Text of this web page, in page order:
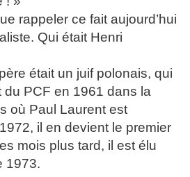
rappeler ce fait aujourd’hui
Qui était Henri
était un juif polonais, qui
PCF en 1961 dans la
où Paul Laurent est
il en devient le premier
mois plus tard, il est élu
1973.